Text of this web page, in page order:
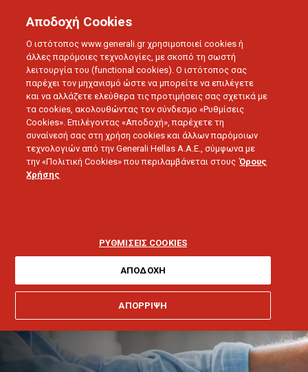
Αποδοχή Cookies
Ο ιστότοπος www.generali.gr χρησιμοποιεί cookies ή
άλλες παρόμοιες τεχνολογίες, με σκοπό τη σωστή
λειτουργία του (functional cookies). Ο ιστότοπος σας
παρέχει τον μηχανισμό ώστε να μπορείτε να επιλέγετε
και να αλλάζετε ελεύθερα τις προτιμήσεις σας σχετικά με
τα cookies, ακολουθώντας τον σύνδεσμο «Ρυθμίσεις
Cookies». Επιλέγοντας «Αποδοχή», παρέχετε τη
συναίνεσή σας στη χρήση cookies και άλλων παρόμοιων
τεχνολογιών από την Generali Hellas A.A.E., σύμφωνα με
την «Πολιτική Cookies» που περιλαμβάνεται στους Όρους
Χρήσης
ΡΥΘΜΙΣΕΙΣ COOKIES
ΑΠΟΡΡΙΨΗ
ΑΠΟΔΟΧΗ